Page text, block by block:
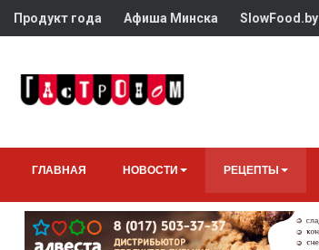
Продукт года Афиша Минска SlowFood.by
ГЛАВНАЯ НОВОСТИ РЕЦЕПТЫ